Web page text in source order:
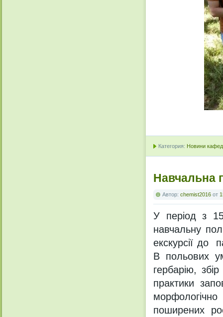
Категория: Новини
Навчальна
Автор: chemist2016 от
У період з
навчальну
екскурсії до
В польових
гербарію,
практики
поширених